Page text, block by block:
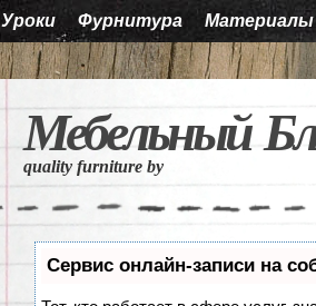
Уроки Фурнитура Материалы
Мебельный
quality furniture by
Сервис онлайн-записи на